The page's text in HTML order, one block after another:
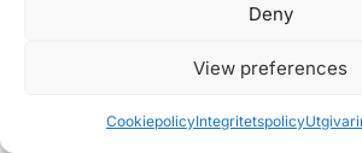
Deny
View preferences
CookiepolicyIntegritetspolicy
utlottningen av två biljetter till Stora
moms)Affärsstaden och
vinnare som